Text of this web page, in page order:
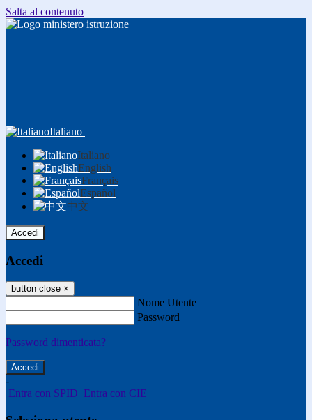
Salta al contenuto
Italiano
Italiano
English
Français
Español
中文
Accedi
Accedi
button close ×
Nome Utente
Password
Password dimenticata?
-
Entra con SPID Entra con CIE